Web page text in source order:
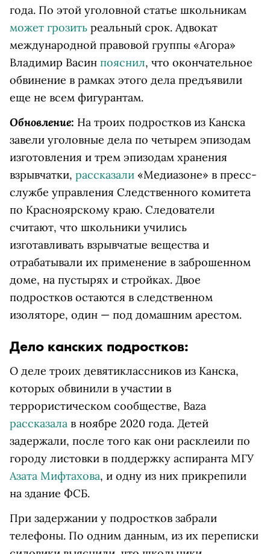
года. По этой уголовной статье школьникам
может грозить реальный срок. Адвокат
международной правовой группы «Агора»
Владимир Васин пояснил, что окончательное
обвинение в рамках этого дела предъявили
еще не всем фигурантам.
Обновление: На троих подростков из Канска
завели уголовные дела по четырем эпизодам
изготовления и трем эпизодам хранения
взрывчатки, рассказали «Медиазоне» в пресс-
службе управления Следственного комитета
по Красноярскому краю. Следователи
считают, что школьники учились
изготавливать взрывчатые вещества и
отрабатывали их применение в заброшенном
доме, на пустырях и стройках. Двое
подростков остаются в следственном
изоляторе, один — под домашним арестом.
Дело канских подростков:
О деле троих девятиклассников из Канска,
которых обвинили в участии в
террористическом сообществе, Baza
рассказала в ноябре 2020 года. Детей
задержали, после того как они расклеили по
городу листовки в поддержку аспиранта МГУ
Азата Мифтахова, и одну из них прикрепили
на здание ФСБ.
При задержании у подростков забрали
телефоны. По одним данным, из их переписки